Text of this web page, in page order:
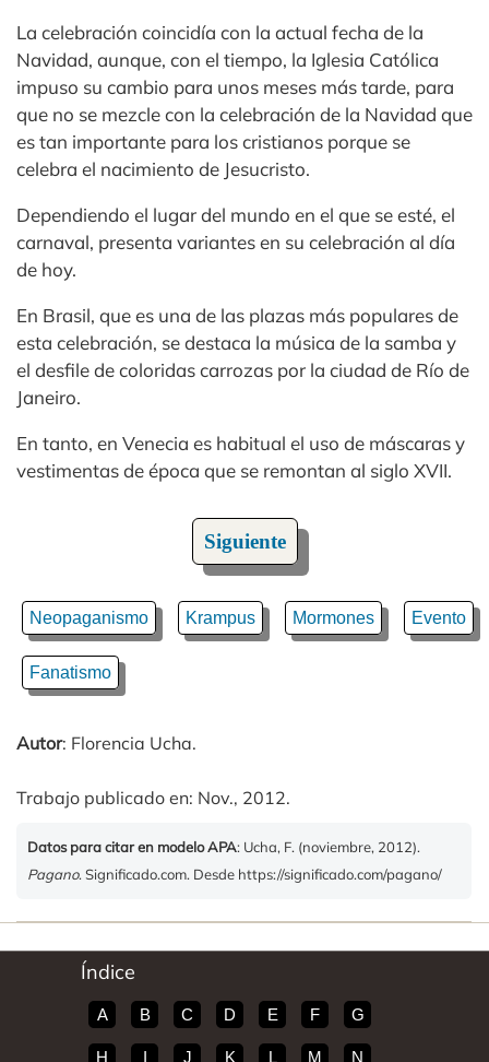
La celebración coincidía con la actual fecha de la
Navidad, aunque, con el tiempo, la Iglesia Católica
impuso su cambio para unos meses más tarde, para
que no se mezcle con la celebración de la Navidad que
es tan importante para los cristianos porque se
celebra el nacimiento de Jesucristo.
Dependiendo el lugar del mundo en el que se esté, el
carnaval, presenta variantes en su celebración al día
de hoy.
En Brasil, que es una de las plazas más populares de
esta celebración, se destaca la música de la samba y
el desfile de coloridas carrozas por la ciudad de Río de
Janeiro.
En tanto, en Venecia es habitual el uso de máscaras y
vestimentas de época que se remontan al siglo XVII.
Siguiente
Neopaganismo Krampus Mormones Evento
Fanatismo
Autor: Florencia Ucha.
Trabajo publicado en: Nov., 2012.
Datos para citar en modelo APA: Ucha, F. (noviembre, 2012).
Pagano. Significado.com. Desde https://significado.com/pagano/
Índice
A B C D E F G
H I J K L M N